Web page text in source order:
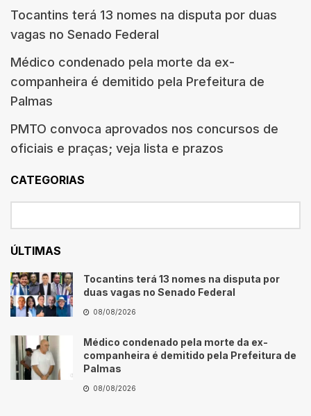
Tocantins terá 13 nomes na disputa por duas
vagas no Senado Federal
Médico condenado pela morte da ex-
companheira é demitido pela Prefeitura de
Palmas
PMTO convoca aprovados nos concursos de
oficiais e praças; veja lista e prazos
CATEGORIAS
ÚLTIMAS
Tocantins terá 13 nomes na disputa por
duas vagas no Senado Federal
08/08/2026
Médico condenado pela morte da ex-
companheira é demitido pela Prefeitura de
Palmas
08/08/2026